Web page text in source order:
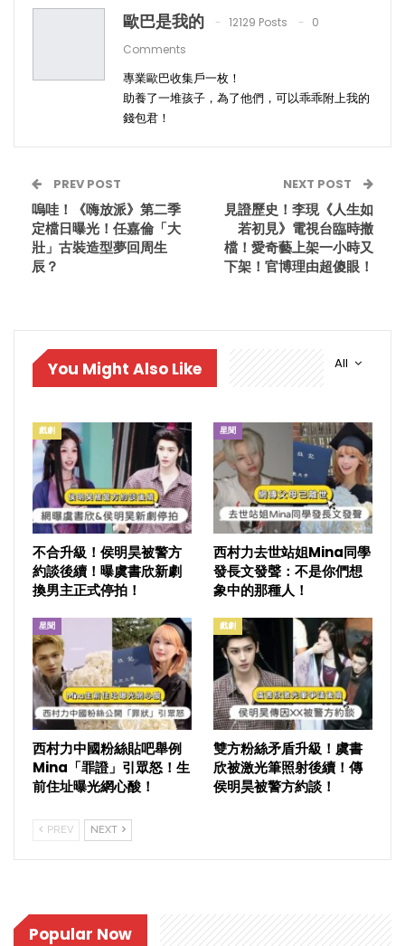
歐巴是我的 12129 Posts
0
Comments
專業歐巴收集戶一枚！
助養了一堆孩子，為了他們，可以乖乖附上我的
錢包君！
PREV POST
嗚哇！《嗨放派》第二季
定檔日曝光！任嘉倫「大
壯」古裝造型夢回周生
辰？
NEXT POST
見證歷史！李現《人生如
若初見》電視台臨時撤
檔！愛奇藝上架一小時又
下架！官博理由超傻眼！
All
You Might Also Like
戲劇
不合升級！侯明昊被警方
約談後續！曝虞書欣新劇
換男主正式停拍！
星聞
西村力去世站姐Mina同學
發長文發聲：不是你們想
象中的那種人！
星聞
西村力中國粉絲貼吧舉例
Mina「罪證」引眾怒！生
前住址曝光網心酸！
戲劇
雙方粉絲矛盾升級！虞書
欣被激光筆照射後續！傳
侯明昊被警方約談！
PREV NEXT
Popular Now